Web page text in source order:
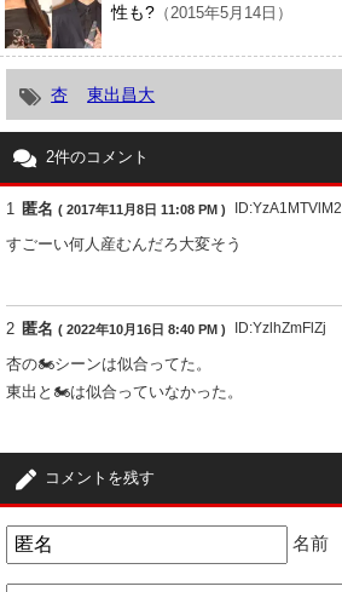
性も? （2015年5月14日）
杏 東出昌大
2件のコメント
1 匿名 ( 2017年11月8日 11:08 PM ) ID:YzA1MTVlM2
すごーい何人産むんだろ大変そう
2 匿名 ( 2022年10月16日 8:40 PM ) ID:YzlhZmFlZj
杏の🏍️シーンは似合ってた。
東出と🏍️は似合っていなかった。
コメントを残す
名前